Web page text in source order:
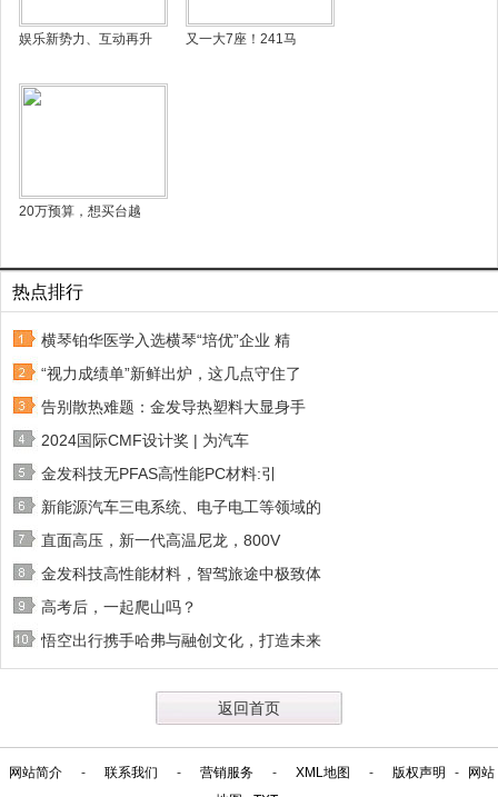
娱乐新势力、互动再升 又一大7座！241马
20万预算，想买台越
热点排行
横琴铂华医学入选横琴“培优”企业 精
“视力成绩单”新鲜出炉，这几点守住了
告别散热难题：金发导热塑料大显身手
2024国际CMF设计奖 | 为汽车
金发科技无PFAS高性能PC材料:引
新能源汽车三电系统、电子电工等领域的
直面高压，新一代高温尼龙，800V
金发科技高性能材料，智驾旅途中极致体
高考后，一起爬山吗？
悟空出行携手哈弗与融创文化，打造未来
返回首页
网站简介 - 联系我们 - 营销服务 - XML地图 - 版权声明 -
网站